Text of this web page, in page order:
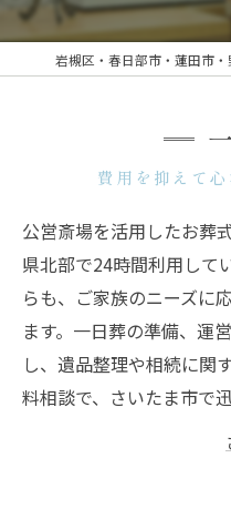
費用を抑えて
公営斎場を活用したお葬
県北部で24時間利用して
らも、ご家族のニーズに
ます。一日葬の準備、運
し、遺品整理や相続に関
料相談で、さいたま市で